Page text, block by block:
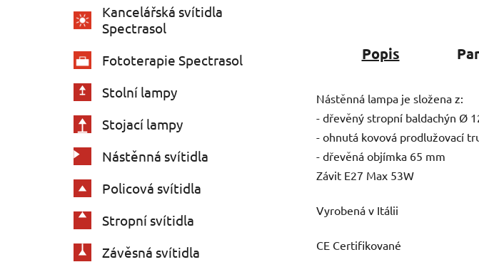
Kancelářská svítidla
Spectrasol
Fototerapie Spectrasol
Stolní lampy
Stojací lampy
Nástěnná svítidla
Policová svítidla
Stropní svítidla
Závěsná svítidla
Popis
Nástěnná lampa je složena z:
- dřevěný stropní baldachýn Ø
- ohnutá kovová prodlužovací
- dřevěná objímka 65 mm
Závit E27 Max 53W
Vyrobená v Itálii
CE Certifikované